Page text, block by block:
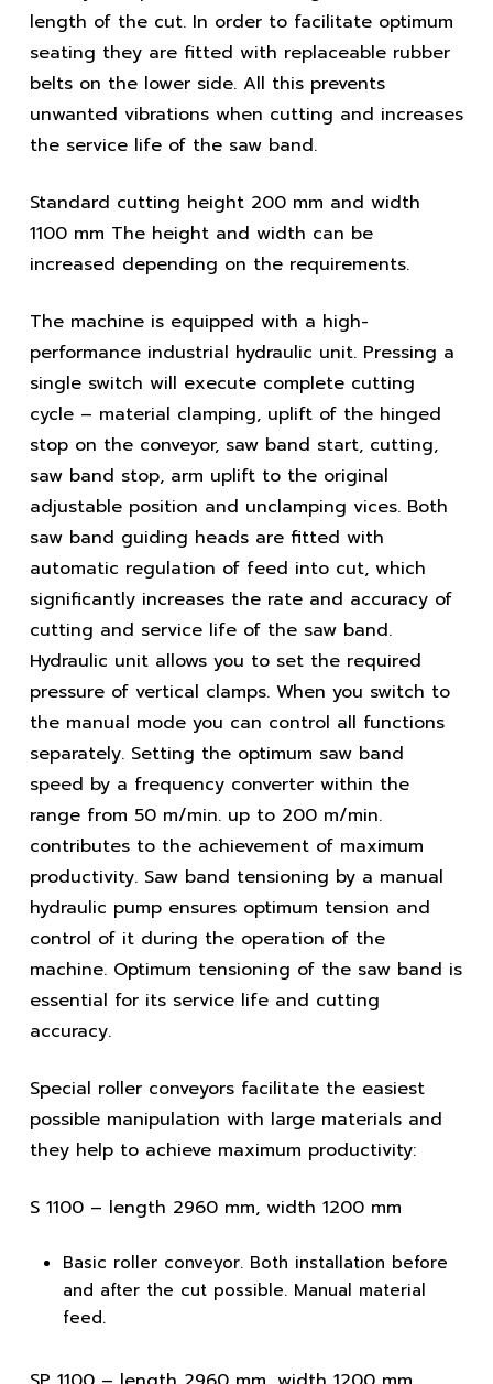
length of the cut. In order to facilitate optimum
seating they are fitted with replaceable rubber
belts on the lower side. All this prevents
unwanted vibrations when cutting and increases
the service life of the saw band.
Standard cutting height 200 mm and width
1100 mm The height and width can be
increased depending on the requirements.
The machine is equipped with a high-
performance industrial hydraulic unit. Pressing a
single switch will execute complete cutting
cycle – material clamping, uplift of the hinged
stop on the conveyor, saw band start, cutting,
saw band stop, arm uplift to the original
adjustable position and unclamping vices. Both
saw band guiding heads are fitted with
automatic regulation of feed into cut, which
significantly increases the rate and accuracy of
cutting and service life of the saw band.
Hydraulic unit allows you to set the required
pressure of vertical clamps. When you switch to
the manual mode you can control all functions
separately. Setting the optimum saw band
speed by a frequency converter within the
range from 50 m/min. up to 200 m/min.
contributes to the achievement of maximum
productivity. Saw band tensioning by a manual
hydraulic pump ensures optimum tension and
control of it during the operation of the
machine. Optimum tensioning of the saw band is
essential for its service life and cutting
accuracy.
Special roller conveyors facilitate the easiest
possible manipulation with large materials and
they help to achieve maximum productivity:
S 1100– length 2960 mm, width 1200 mm
Basic roller conveyor. Both installation before
and after the cut possible. Manual material
feed.